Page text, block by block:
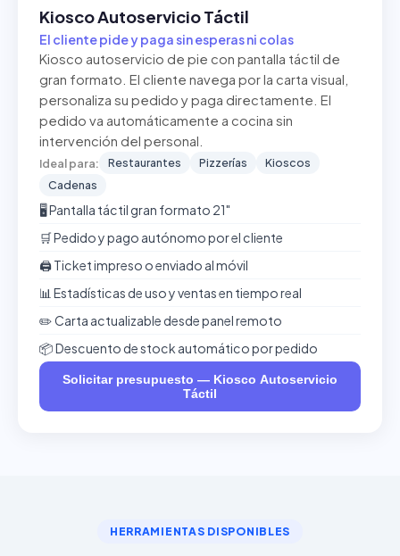
Kiosco Autoservicio Táctil
El cliente pide y paga sin esperas ni colas
Kiosco autoservicio de pie con pantalla táctil de
gran formato. El cliente navega por la carta visual,
personaliza su pedido y paga directamente. El
pedido va automáticamente a cocina sin
intervención del personal.
Ideal para: Restaurantes Pizzerías
Kioscos
Cadenas
🖥️ Pantalla táctil gran formato 21"
🛒 Pedido y pago autónomo por el cliente
🖨️ Ticket impreso o enviado al móvil
📊 Estadísticas de uso y ventas en tiempo real
✏️ Carta actualizable desde panel remoto
📦 Descuento de stock automático por pedido
Solicitar presupuesto — Kiosco Autoservicio
Táctil
HERRAMIENTAS DISPONIBLES